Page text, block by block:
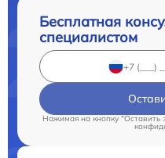
Бесплатная
специалистом
Нажимая на кнопку "Оставить